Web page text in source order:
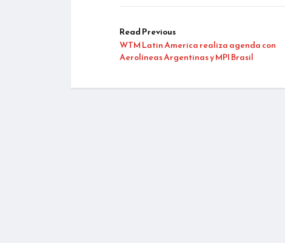
Read Previous
WTM Latin America realiza agenda con
Aerolíneas Argentinas y MPI Brasil